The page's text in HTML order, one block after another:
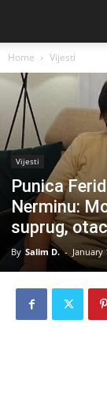
Home Vijesti
Vijesti
Punica
Nerminu:
suprug, otac
By Salim D. - January